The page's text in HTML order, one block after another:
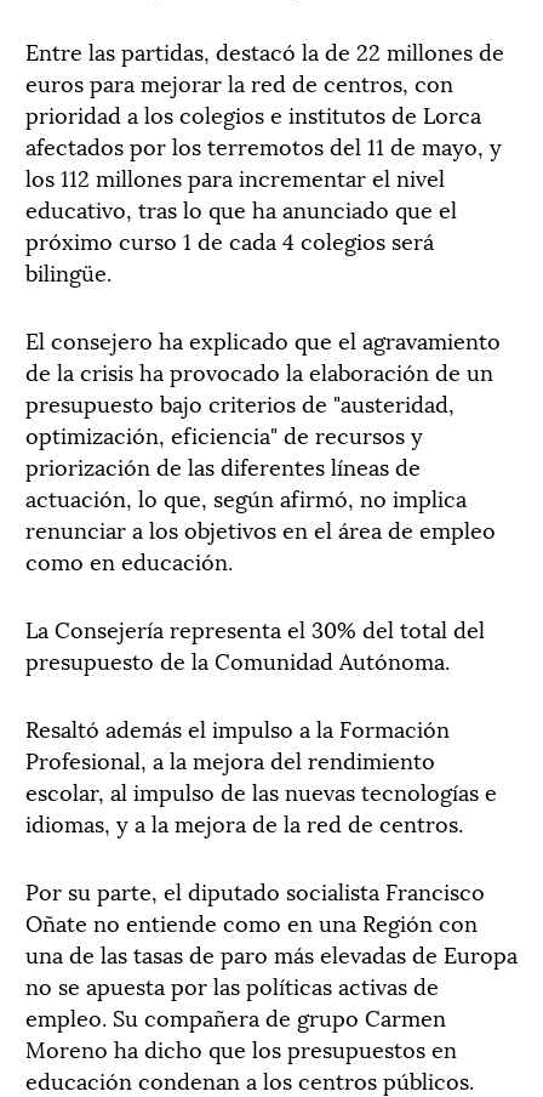
Entre las partidas, destacó la de 22 millones de
euros para mejorar la red de centros, con
prioridad a los colegios e institutos de Lorca
afectados por los terremotos del 11 de mayo, y
los 112 millones para incrementar el nivel
educativo, tras lo que ha anunciado que el
próximo curso 1 de cada 4 colegios será
bilingüe.
El consejero ha explicado que el agravamiento
de la crisis ha provocado la elaboración de un
presupuesto bajo criterios de "austeridad,
optimización, eficiencia" de recursos y
priorización de las diferentes líneas de
actuación, lo que, según afirmó, no implica
renunciar a los objetivos en el área de empleo
como en educación.
La Consejería representa el 30% del total del
presupuesto de la Comunidad Autónoma.
Resaltó además el impulso a la Formación
Profesional, a la mejora del rendimiento
escolar, al impulso de las nuevas tecnologías e
idiomas, y a la mejora de la red de centros.
Por su parte, el diputado socialista Francisco
Oñate no entiende como en una Región con
una de las tasas de paro más elevadas de Europa
no se apuesta por las políticas activas de
empleo. Su compañera de grupo Carmen
Moreno ha dicho que los presupuestos en
educación condenan a los centros públicos.